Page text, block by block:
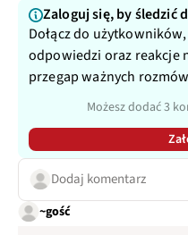
Zaloguj się, by śledzić
Dołącz do
odpowiedzi oraz reakcje
przegap ważnych
Możesz dodać 3
Dodaj komentarz
~gość